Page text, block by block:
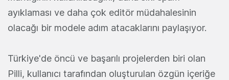
ayıklaması ve daha çok editör müdahalesinin
olacağı bir modele adım atacaklarını paylaşıyor.
Türkiye'de öncü ve başarılı projelerden biri olan
Pilli, kullanıcı tarafından oluşturulan özgün içeriğe